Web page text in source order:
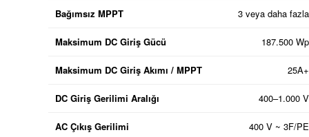
Bağımsız MPPT 3 veya daha fazla
Maksimum DC Giriş Gücü 187.500 Wp
Maksimum DC Giriş Akımı / MPPT 25A+
DC Giriş Gerilimi Aralığı 400–1.000 V
AC Çıkış Gerilimi 400 V ~ 3F/PE